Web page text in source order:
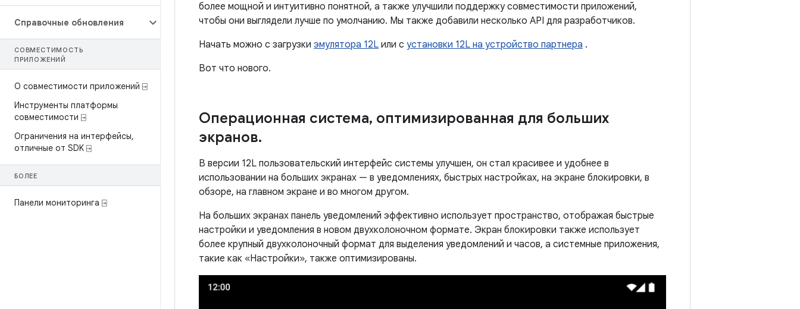
Справочные обновления
СОВМЕСТИМОСТЬ
ПРИЛОЖЕНИЙ
О совместимости приложений ⍈
Инструменты платформы
совместимости ⍈
Ограничения на интерфейсы,
отличные от SDK ⍈
БОЛЕЕ
Панели мониторинга ⍈
более мощной и интуитивно понятной, а также улучшили поддержку совместимости приложений,
чтобы они выглядели лучше по умолчанию. Мы также добавили несколько API для разработчиков.
Начать можно с загрузки эмулятора 12L или с установки 12L на устройство партнера .
Вот что нового.
Операционная система, оптимизированная для больших
экранов.
В версии 12L пользовательский интерфейс системы улучшен, он стал красивее и удобнее в
использовании на больших экранах — в уведомлениях, быстрых настройках, на экране блокировки, в
обзоре, на главном экране и во многом другом.
На больших экранах панель уведомлений эффективно использует пространство, отображая быстрые
настройки и уведомления в новом двухколоночном формате. Экран блокировки также использует
более крупный двухколоночный формат для выделения уведомлений и часов, а системные приложения,
такие как «Настройки», также оптимизированы.